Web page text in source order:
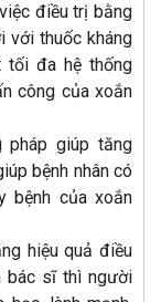
điều trị bằng
với thuốc kháng
tối đa hệ thống
công của xoắn
pháp giúp tăng
bệnh nhân có
bệnh của xoắn
hiệu quả điều
bác sĩ thì người